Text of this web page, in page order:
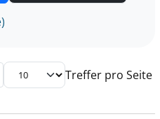
Letzte Seite Treffer pro Seite